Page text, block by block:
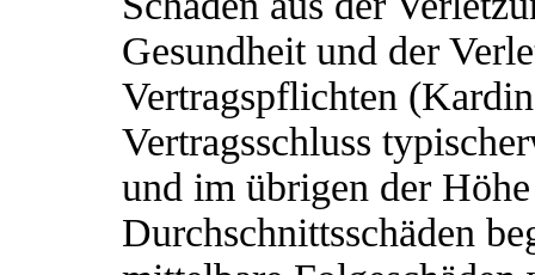
Gesundheit und der
Vertragspflichten
Vertragsschluss
und im übrigen der
Durchschnittsschäden